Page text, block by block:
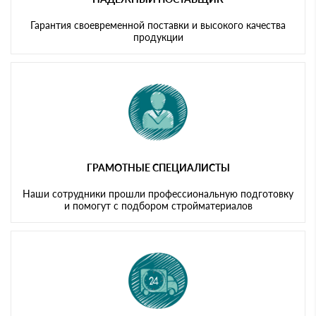
Гарантия своевременной поставки и высокого качества
продукции
ГРАМОТНЫЕ СПЕЦИАЛИСТЫ
Наши сотрудники прошли профессиональную подготовку
и помогут с подбором стройматериалов